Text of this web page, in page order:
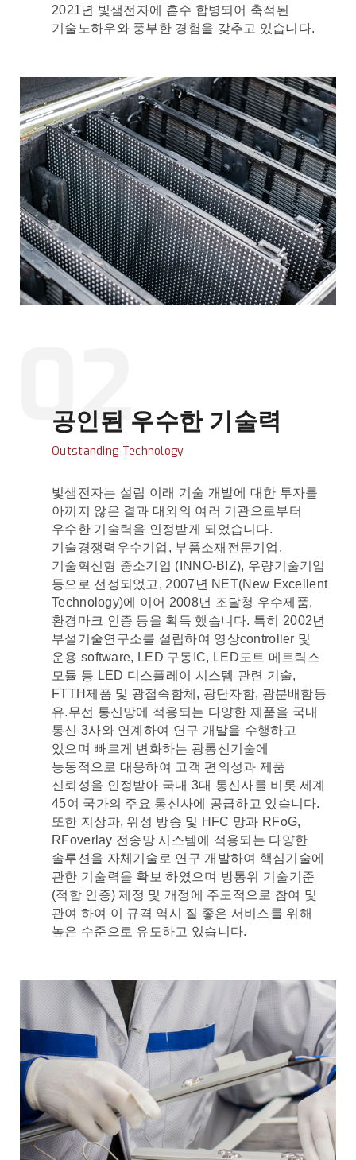
2021년 빛샘전자에 흡수 합병되어 축적된
기술노하우와 풍부한 경험을 갖추고 있습니다.
02
공인된 우수한 기술력
Outstanding Technology
빛샘전자는 설립 이래 기술 개발에 대한 투자를
아끼지 않은 결과 대외의 여러 기관으로부터
우수한 기술력을 인정받게 되었습니다.
기술경쟁력우수기업, 부품소재전문기업,
기술혁신형 중소기업 (INNO-BIZ), 우량기술기업
등으로 선정되었고, 2007년 NET(New Excellent
Technology)에 이어 2008년 조달청 우수제품,
환경마크 인증 등을 획득 했습니다. 특히 2002년
부설기술연구소를 설립하여 영상controller 및
운용 software, LED 구동IC, LED도트 메트릭스
모듈 등 LED 디스플레이 시스템 관련 기술,
FTTH제품 및 광접속함체, 광단자함, 광분배함등
유.무선 통신망에 적용되는 다양한 제품을 국내
통신 3사와 연계하여 연구 개발을 수행하고
있으며 빠르게 변화하는 광통신기술에
능동적으로 대응하여 고객 편의성과 제품
신뢰성을 인정받아 국내 3대 통신사를 비롯 세계
45여 국가의 주요 통신사에 공급하고 있습니다.
또한 지상파, 위성 방송 및 HFC 망과 RFoG,
RFoverlay 전송망 시스템에 적용되는 다양한
솔루션을 자체기술로 연구 개발하여 핵심기술에
관한 기술력을 확보 하였으며 방통위 기술기준
(적합 인증) 제정 및 개정에 주도적으로 참여 및
관여 하여 이 규격 역시 질 좋은 서비스를 위해
높은 수준으로 유도하고 있습니다.